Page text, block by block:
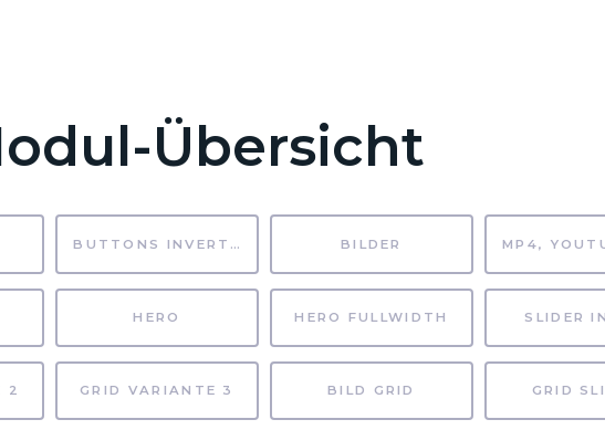
Übersicht
BUTTONS INVERTIERT BILDER
HERO HERO FULLWIDTH SLIDER
2 GRID VARIANTE 3 BILD GRID GRID